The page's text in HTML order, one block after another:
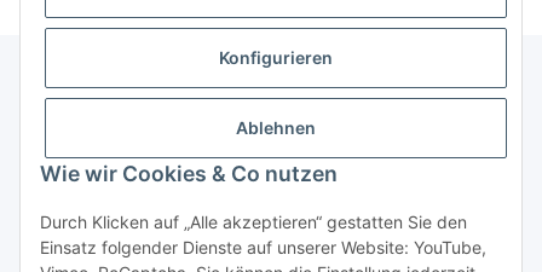
Konfigurieren
Ablehnen
Wie wir Cookies & Co nutzen
Durch Klicken auf „Alle akzeptieren“ gestatten Sie den
Einsatz folgender Dienste auf unserer Website: YouTube,
Gesetzliche Informationen